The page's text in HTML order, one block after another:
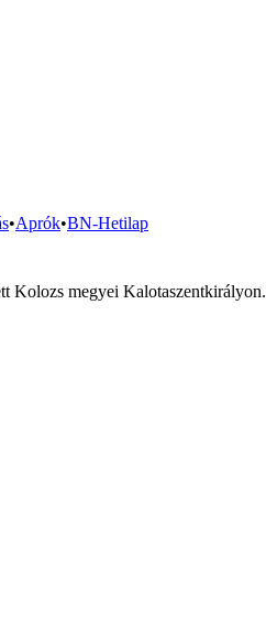
•Aprók•BN-Hetilap
Kolozs megyei Kalotaszentkirályon.